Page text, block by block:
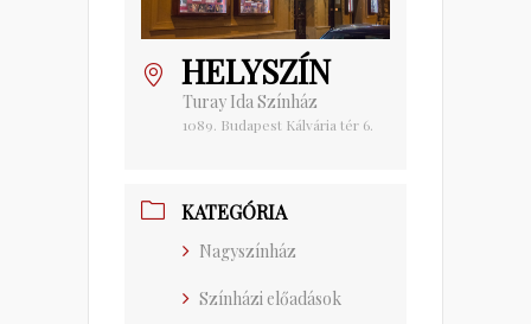
HELYSZÍN
Turay Ida Színház
1089. Budapest Kálvária tér 6.
KATEGÓRIA
Nagyszínház
Színházi előadások